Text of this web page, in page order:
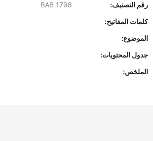
رقم التصنيف:
كلمات المفاتيح:
الموضوع:
جدول المحتويات:
الملخص: